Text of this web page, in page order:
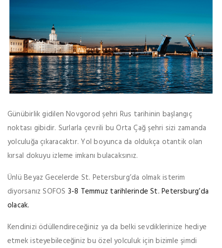
Günübirlik gidilen Novgorod şehri Rus tarihinin başlangıç
noktası gibidir. Surlarla çevrili bu Orta Çağ şehri sizi zamanda
yolculuğa çıkaracaktır. Yol boyunca da oldukça otantik olan
kırsal dokuyu izleme imkanı bulacaksınız.
Ünlü Beyaz Gecelerde St. Petersburg’da olmak isterim
diyorsanız SOFOS 3-8 Temmuz tarihlerinde St. Petersburg’da
olacak.
Kendinizi ödüllendireceğiniz ya da belki sevdiklerinize hediye
etmek isteyebileceğiniz bu özel yolculuk için bizimle şimdi